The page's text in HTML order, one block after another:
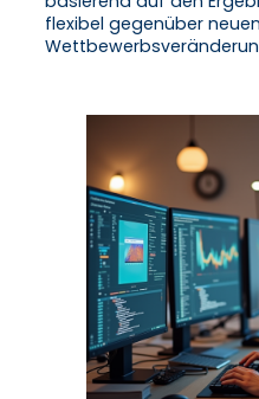
flexibel gegenüber